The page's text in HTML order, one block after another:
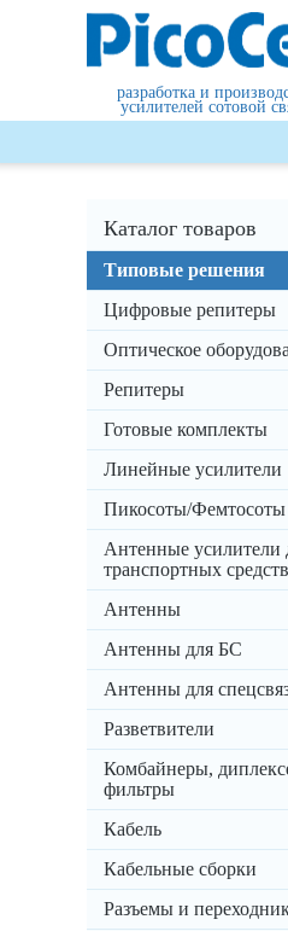
разработка и
усилителей сотовой
Каталог товаров
Типовые решения
Цифровые репитеры
Оптическое
Репитеры
Готовые комплекты
Линейные усилители
Пикосоты/Фемтосоты
Антенные усилители
транспортных средств
Антенны
Антенны для БС
Антенны для
Разветвители
Комбайнеры,
фильтры
Кабель
Кабельные сборки
Разъемы и
Антенны DAS
Антенны 3800 МГц
Антенны уличные
Сортировка: